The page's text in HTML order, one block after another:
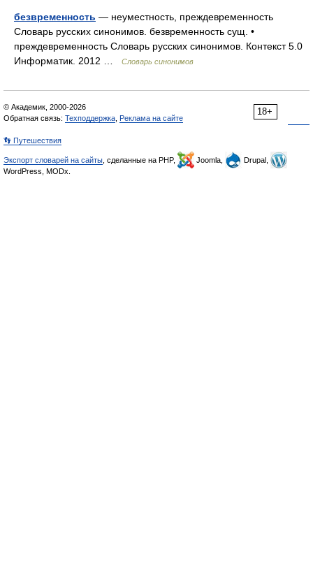
безвременность — неуместность, преждевременность
Словарь русских синонимов. безвременность сущ. •
преждевременность Словарь русских синонимов. Контекст 5.0
Информатик. 2012 …
Словарь синонимов
18+
© Академик, 2000-2026
Обратная связь: Техподдержка Реклама на сайте
👣 Путешествия
Экспорт словарей на сайты , сделанные на PHP, Joomla,
Drupal,
WordPress, MODx.